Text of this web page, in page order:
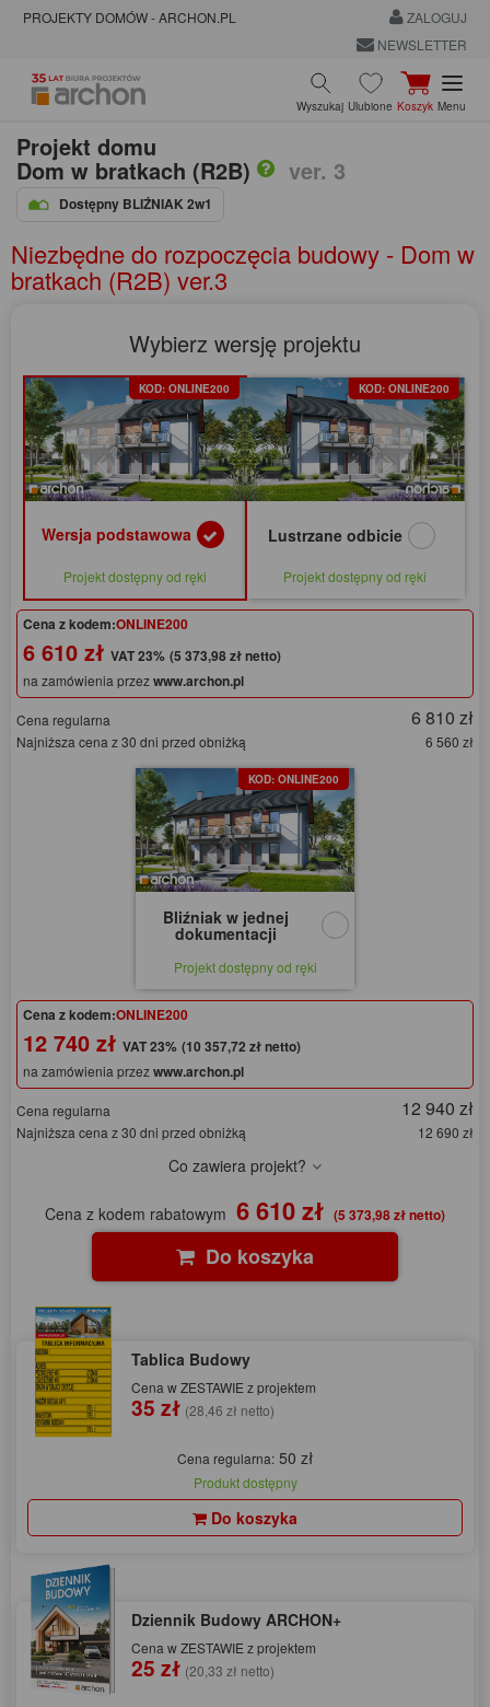
PROJEKTY DOMÓW - ARCHON.PL
ZALOGUJ
NEWSLETTER
Wyszukaj Ulubione Koszyk Menu
Projekt domu
Dom w bratkach (R2B) ver. 3
Dostępny BLIŹNIAK 2w1
Niezbędne do rozpoczęcia budowy - Dom w
bratkach (R2B) ver.3
Wybierz wersję projektu
KOD: ONLINE200
Wersja podstawowa
Projekt dostępny od ręki
KOD: ONLINE200
Lustrzane odbicie
Projekt dostępny od ręki
Cena z kodem:ONLINE200
6 610 zł (5 373,98 zł netto)
na zamówienia przezwww.archon.pl
Cena regularna 6 810 zł
Najniższa cena z 30 dni przed obniżką 6 560 zł
KOD: ONLINE200
Bliźniak w jednej
dokumentacji
Projekt dostępny od ręki
Cena z kodem:ONLINE200
12 740 zł (10 357,72 zł netto)
na zamówienia przezwww.archon.pl
Cena regularna 12 940 zł
Najniższa cena z 30 dni przed obniżką 12 690 zł
Co zawiera projekt?
Cena z kodem rabatowym 6 610 zł (5 373,98 zł netto)
Do koszyka
Tablica Budowy
Cena w ZESTAWIE z projektem
35 zł (28,46 zł netto)
Cena regularna: 50 zł
Produkt dostępny
Do koszyka
Dziennik Budowy ARCHON+
Cena w ZESTAWIE z projektem
25 zł (20,33 zł netto)